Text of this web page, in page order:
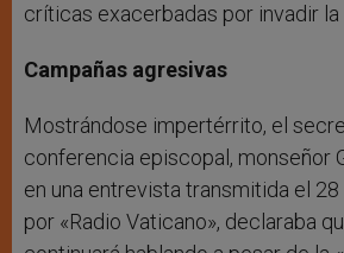
críticas exacerbadas por invadir
Campañas agresivas
Mostrándose impertérrito, el
conferencia episcopal, monseñor
en una entrevista transmitida el
por «Radio Vaticano», declaraba